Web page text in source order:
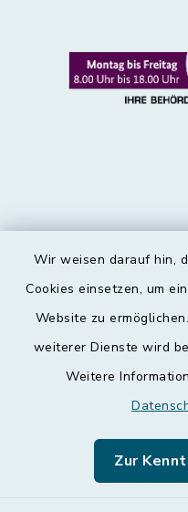
Wir weisen darauf hin,
Cookies einsetzen, um
Website zu
weiterer Dienste wird
Weitere
Zur